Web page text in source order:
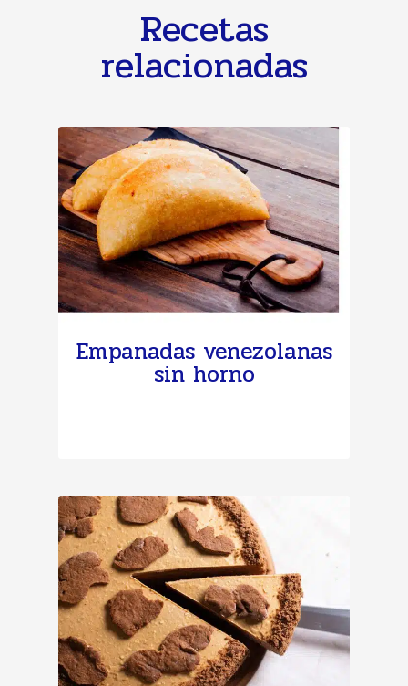
Recetas
relacionadas
Empanadas venezolanas
sin horno